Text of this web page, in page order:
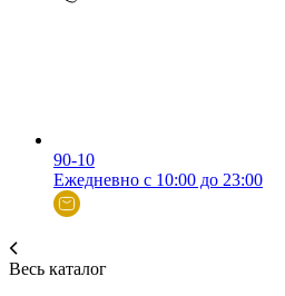
90-10
Ежедневно с 10:00 до 23:00
Весь каталог